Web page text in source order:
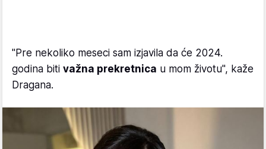
"Pre nekoliko meseci sam izjavila da će 2024.
godina biti važna prekretnica u mom životu", kaže
Dragana.